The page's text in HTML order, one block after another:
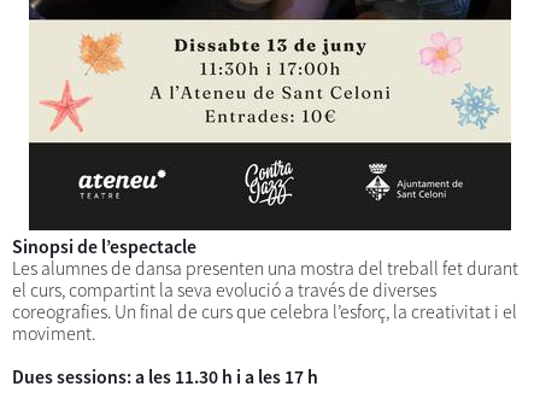
Sinopsi de l’espectacle
Les alumnes de dansa presenten una mostra del treball fet durant
el curs, compartint la seva evolució a través de diverses
coreografies. Un final de curs que celebra l’esforç, la creativitat i el
moviment.
Dues sessions: a les 11.30 h i a les 17 h